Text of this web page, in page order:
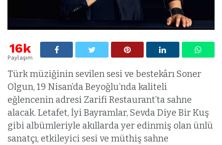
16k
Paylaşım
Türk müziğinin sevilen sesi ve bestekârı Soner
Olgun, 19 Nisan’da Beyoğlu’nda kaliteli
eğlencenin adresi Zarifi Restaurant’ta sahne
alacak. Letafet, İyi Bayramlar, Sevda Diye Bir Kuş
gibi albümleriyle akıllarda yer edinmiş olan ünlü
sanatçı, etkileyici sesi ve müthiş sahne